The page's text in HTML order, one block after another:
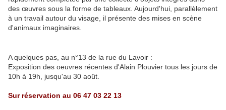
des œuvres sous la forme de tableaux. Aujourd'hui, parallèlement
à un travail autour du visage, il présente des mises en scène
d'animaux imaginaires.
A quelques pas, au n°13 de la rue du Lavoir :
Exposition des oeuvres récentes d'Alain Plouvier tous les jours de
10h à 19h, jusqu'au 30 août.
Sur réservation au 06 47 03 22 13